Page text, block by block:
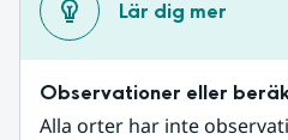
Lär dig mer
Observationer eller
Alla orter har inte